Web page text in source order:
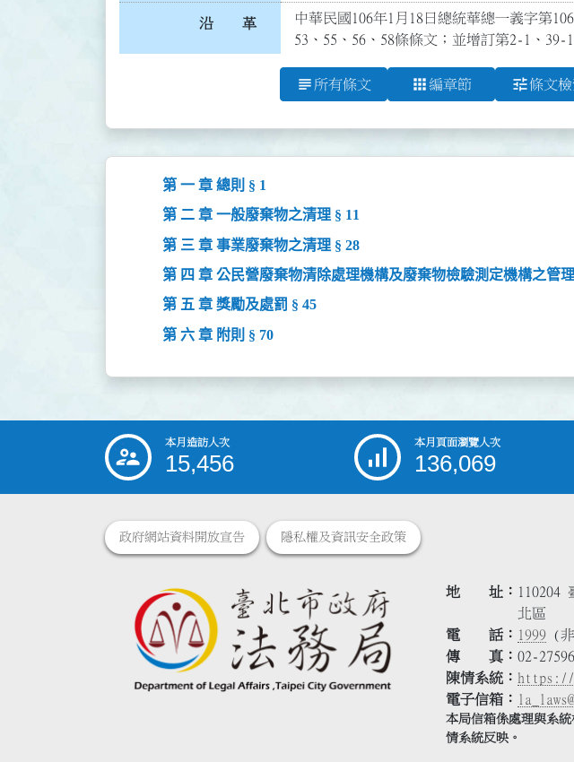
沿 革
中華民國106年1月18日總統華總一義字第
53、55、56、58條條文；並增訂第2-1、39-
subject 所有條文 apps 編章節 tune條文檢
第 一 章 總則 § 1
第 二 章 一般廢棄物之清理 § 11
第 三 章 事業廢棄物之清理 § 28
第 四 章 公民營廢棄物清除處理機構及廢棄物檢驗測定機構之管理
第 五 章 獎勵及處罰 § 45
第 六 章 附則 § 70
::: 本月造訪人次
15,456
本月頁面瀏覽人次
136,069
政府網站資料開放宣告 隱私權及資訊安全政策
地 址
110204
北區
電 話
1999 (
傳 真
02-
陳情系統
https://
電子信箱
本局信箱係處理與系
情系統反映。